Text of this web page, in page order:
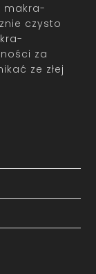
makra-
czysto
za
ze złej